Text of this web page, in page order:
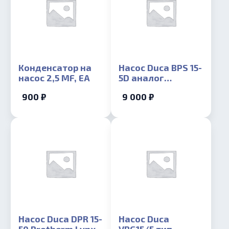
Конденсатор на
насос 2,5 MF, EA
900 ₽
Насос Duca BPS 15-
5D аналог
95W
9 000 ₽
Насос Duca DPR 15-
Насос Duca